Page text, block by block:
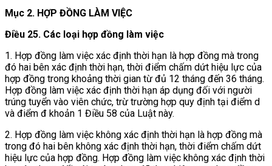
Mục 2. HỢP ĐỒNG LÀM VIỆC
Điều 25. Các loại hợp đồng làm việc
1. Hợp đồng làm việc xác định thời hạn là hợp đồng mà trong
đó hai bên xác định thời hạn, thời điểm chấm dứt hiệu lực của
hợp đồng trong khoảng thời gian từ đủ 12 tháng đến 36 tháng.
Hợp đồng làm việc xác định thời hạn áp dụng đối với người
trúng tuyển vào viên chức, trừ trường hợp quy định tại điểm d
và điểm đ khoản 1 Điều 58 của Luật này.
2. Hợp đồng làm việc không xác định thời hạn là hợp đồng mà
trong đó hai bên không xác định thời hạn, thời điểm chấm dứt
hiệu lực của hợp đồng. Hợp đồng làm việc không xác định thời